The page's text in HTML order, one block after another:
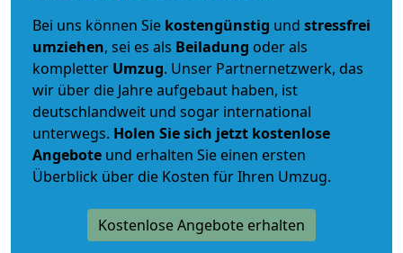
Bei uns können Sie kostengünstig und stressfrei
umziehen, sei es als Beiladung oder als
kompletter Umzug. Unser Partnernetzwerk, das
wir über die Jahre aufgebaut haben, ist
deutschlandweit und sogar international
unterwegs. Holen Sie sich jetzt kostenlose
Angebote und erhalten Sie einen ersten
Überblick über die Kosten für Ihren Umzug.
Kostenlose Angebote erhalten